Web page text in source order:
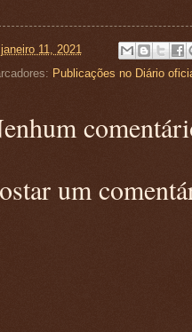
janeiro 11, 2021
Publicações no Diário
um